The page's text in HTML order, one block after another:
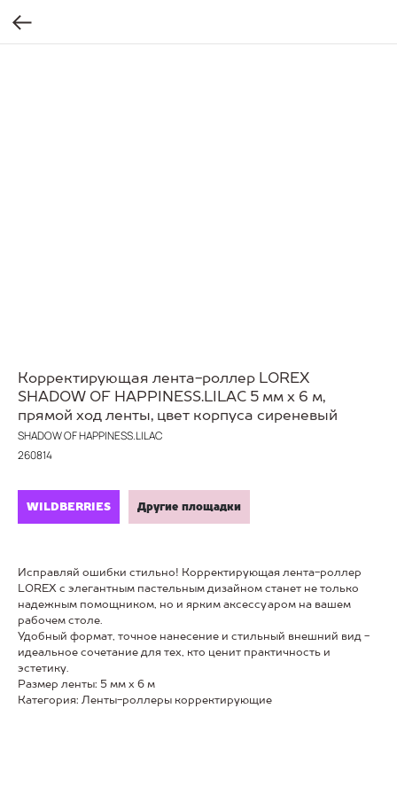
Корректирующая лента-роллер LOREX
SHADOW OF HAPPINESS.LILAC 5 мм х 6 м,
прямой ход ленты, цвет корпуса сиреневый
SHADOW OF HAPPINESS.LILAC
260814
WILDBERRIES Другие площадки
Исправляй ошибки стильно! Корректирующая лента-роллер
LOREX с элегантным пастельным дизайном станет не только
надежным помощником, но и ярким аксессуаром на вашем
рабочем столе.
Удобный формат, точное нанесение и стильный внешний вид -
идеальное сочетание для тех, кто ценит практичность и
эстетику.
Размер ленты: 5 мм х 6 м
Категория: Ленты-роллеры корректирующие